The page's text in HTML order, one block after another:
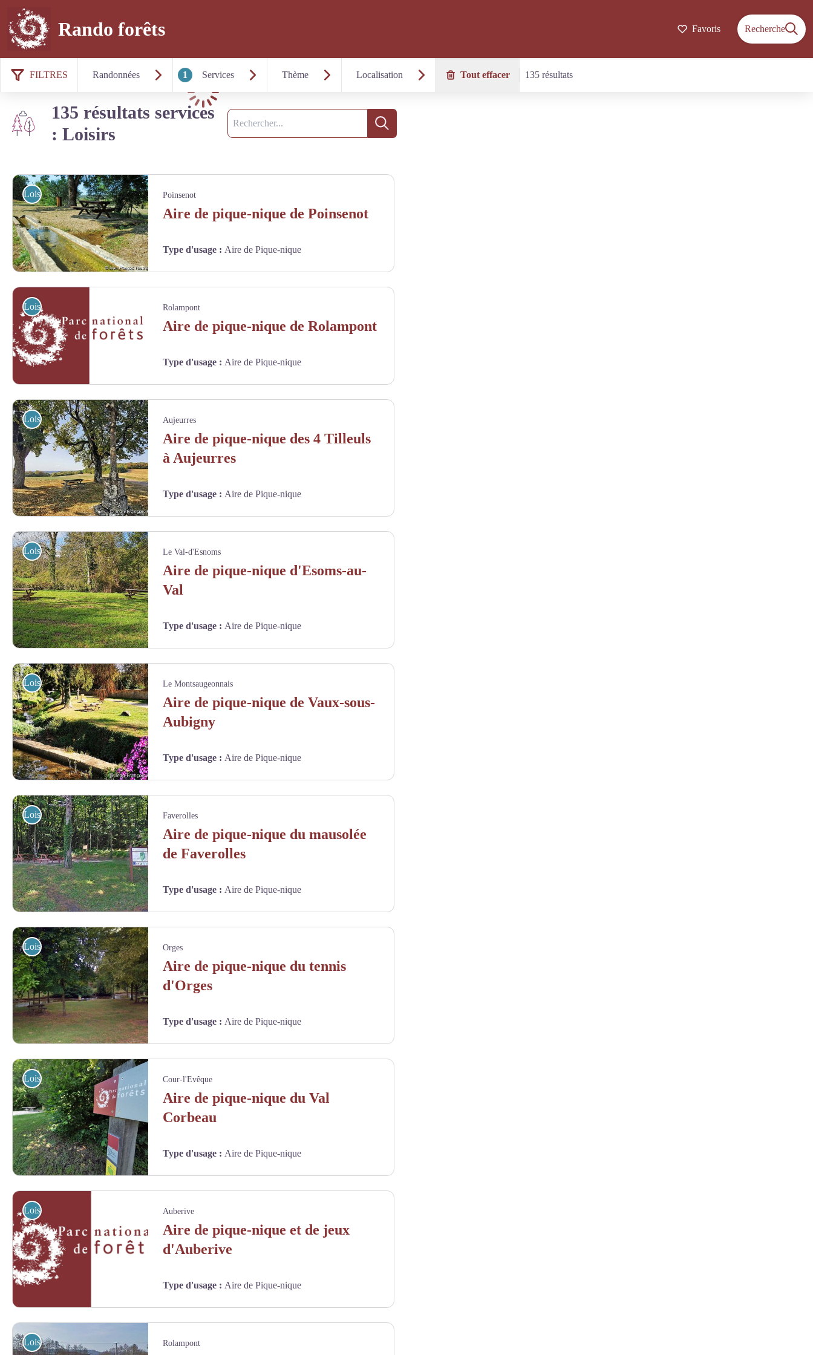
Rando forêts Favoris Recherche
FILTRES Randonnées 1 Services Thème Localisation Tout effacer 135 résultats
135 résultats services
: Loisirs
Recherche
Recherche
Loisirs Poinsenot
Aire de pique-nique de Poinsenot
Type d'usage : Aire de Pique-nique
Loisirs Rolampont
Aire de pique-nique de Rolampont
Type d'usage : Aire de Pique-nique
Loisirs Aujeurres
Aire de pique-nique des 4 Tilleuls
à Aujeurres
Type d'usage : Aire de Pique-nique
Loisirs Le Val-d'Esnoms
Aire de pique-nique d'Esoms-au-
Val
Type d'usage : Aire de Pique-nique
Loisirs Le Montsaugeonnais
Aire de pique-nique de Vaux-sous-
Aubigny
Type d'usage : Aire de Pique-nique
Loisirs Faverolles
Aire de pique-nique du mausolée
de Faverolles
Type d'usage : Aire de Pique-nique
Loisirs Orges
Aire de pique-nique du tennis
d'Orges
Type d'usage : Aire de Pique-nique
Loisirs Cour-l'Evêque
Aire de pique-nique du Val
Corbeau
Type d'usage : Aire de Pique-nique
Loisirs Auberive
Aire de pique-nique et de jeux
d'Auberive
Type d'usage : Aire de Pique-nique
Loisirs Rolampont
Chargement